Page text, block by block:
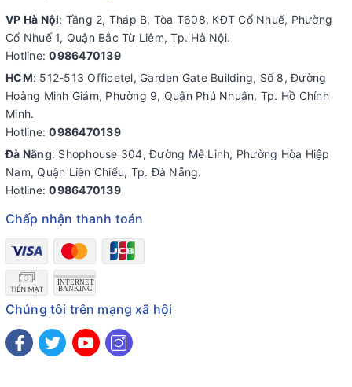
VP Hà Nội: Tầng 2, Tháp B, Tòa T608, KĐT Cổ Nhuế, Phường
Cổ Nhuế 1, Quận Bắc Từ Liêm, Tp. Hà Nội.
Hotline:0986470139
HCM: 512-513 Officetel, Garden Gate Building, Số 8, Đường
Hoàng Minh Giám, Phường 9, Quận Phú Nhuận, Tp. Hồ Chính
Minh.
Hotline:0986470139
Đà Nẵng: Shophouse 304, Đường Mê Linh, Phường Hòa Hiệp
Nam, Quận Liên Chiểu, Tp. Đà Nẵng.
Hotline:0986470139
Chấp nhận thanh toán
Chúng tôi trên mạng xã hội